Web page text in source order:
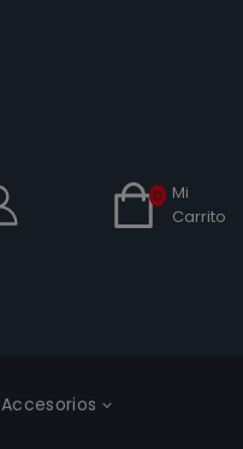
0
Mi
Carrito
Accesorios